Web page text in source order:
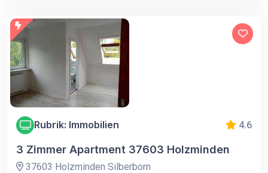
Rubrik: Immobilien 4.6
3 Zimmer Apartment 37603 Holzminden
37603 Holzminden Silberborn